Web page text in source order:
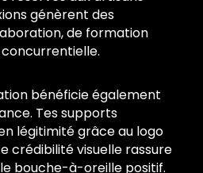
génèrent des
de formation
bénéficie également
Tes supports
légitimité grâce au logo
crédibilité visuelle rassure
bouche-à-oreille positif.